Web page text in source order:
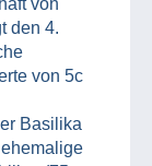
von
den 4.
von 5c
Basilika